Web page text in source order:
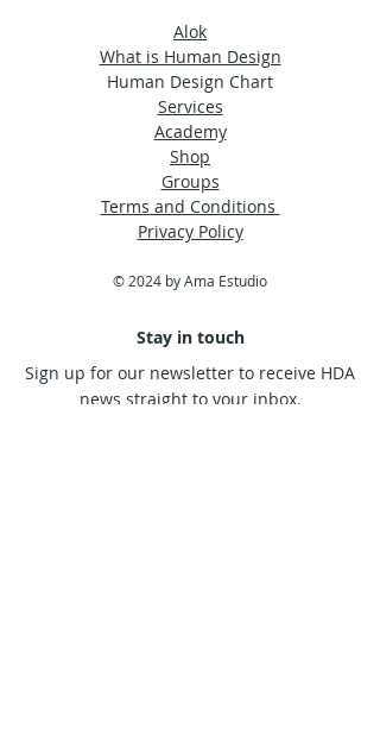
Alok
What is Human Design
Human Design Chart
Services
Academy
Shop
Groups
Terms and Conditions
Privacy Policy
© 2024 by Ama Estudio
Stay in touch
Sign up for our newsletter to receive HDA
news straight to your inbox.